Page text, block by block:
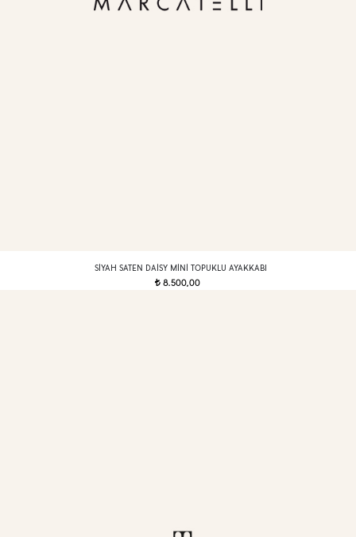
SIYAH SATEN DAISY MINI TOPUKLU AYAKKABI
t8.500,00